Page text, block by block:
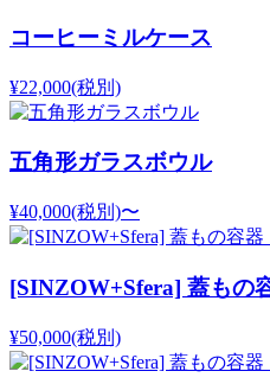
コーヒーミルケース
¥22,000(税別)
五角形ガラスボウル
¥40,000(税別)〜
[SINZOW+Sfera] 蓋もの
¥50,000(税別)